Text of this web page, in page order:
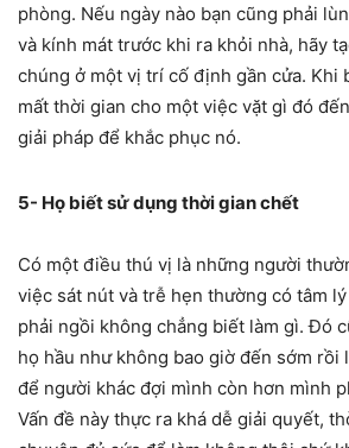
phòng. Nếu ngày nào bạn cũng phải
và kính mát trước khi ra khỏi nhà, hãy
chúng ở một vị trí cố định gần cửa. Khi
mất thời gian cho một việc vặt gì đó
giải pháp để khắc phục nó.
5- Họ biết sử dụng thời gian chết
Có một điều thú vị là những người
việc sát nút và trễ hẹn thường có tâm
phải ngồi không chẳng biết làm gì. Đó
họ hầu như không bao giờ đến sớm rồi
để người khác đợi mình còn hơn mình
Vấn đề này thực ra khá dễ giải quyết,